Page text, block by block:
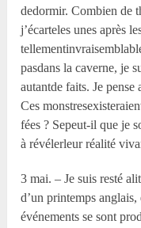
dedormir. Combien de
j’écarteles unes après
pasdans la caverne, je
autantde faits. Je
Ces
fées ? Sepeut-il que je
à révélerleur réalité
3 mai. – Je suis resté
d’un printemps
événements se sont